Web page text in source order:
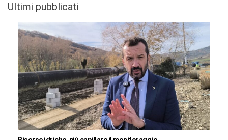
Ultimi pubblicati